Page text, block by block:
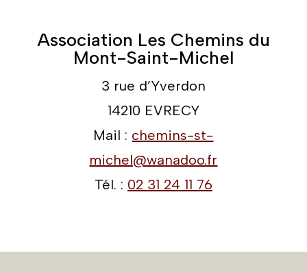
Association Les Chemins du
Mont-Saint-Michel
3 rue d’Yverdon
14210 EVRECY
Mail : chemins-st-
michel@wanadoo.fr
Tél. : 02 31 24 11 76